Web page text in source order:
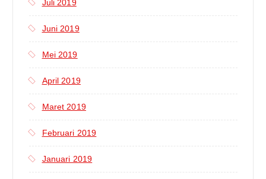
Juli 2019
Juni 2019
Mei 2019
April 2019
Maret 2019
Februari 2019
Januari 2019